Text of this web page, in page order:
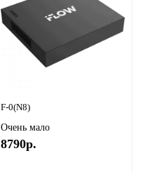
F-0(N8)
Очень мало
8790р.